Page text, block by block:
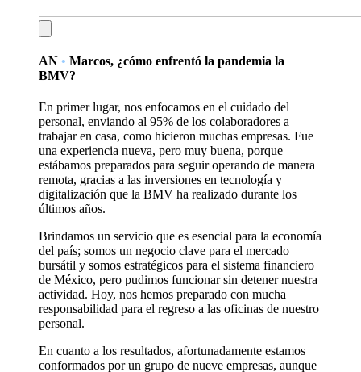
AN • Marcos, ¿cómo enfrentó la pandemia la
BMV?
En primer lugar, nos enfocamos en el cuidado del
personal, enviando al 95% de los colaboradores a
trabajar en casa, como hicieron muchas empresas. Fue
una experiencia nueva, pero muy buena, porque
estábamos preparados para seguir operando de manera
remota, gracias a las inversiones en tecnología y
digitalización que la BMV ha realizado durante los
últimos años.
Brindamos un servicio que es esencial para la economía
del país; somos un negocio clave para el mercado
bursátil y somos estratégicos para el sistema financiero
de México, pero pudimos funcionar sin detener nuestra
actividad. Hoy, nos hemos preparado con mucha
responsabilidad para el regreso a las oficinas de nuestro
personal.
En cuanto a los resultados, afortunadamente estamos
conformados por un grupo de nueve empresas, aunque